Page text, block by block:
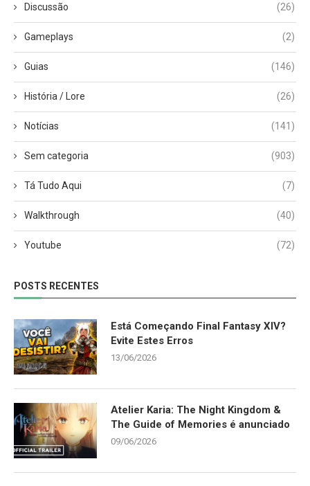
Discussão (26)
Gameplays (2)
Guias (146)
História / Lore (26)
Notícias (141)
Sem categoria (903)
Tá Tudo Aqui (7)
Walkthrough (40)
Youtube (72)
POSTS RECENTES
Está Começando Final Fantasy XIV?
Evite Estes Erros
13/06/2026
Atelier Karia: The Night Kingdom &
The Guide of Memories é anunciado
09/06/2026